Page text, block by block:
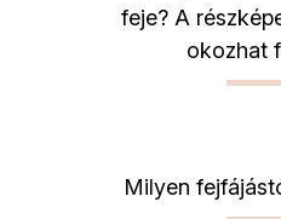
feje? A
okozhat
Milyen